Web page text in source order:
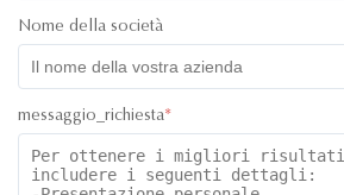
Nome della società
messaggio_richiesta*